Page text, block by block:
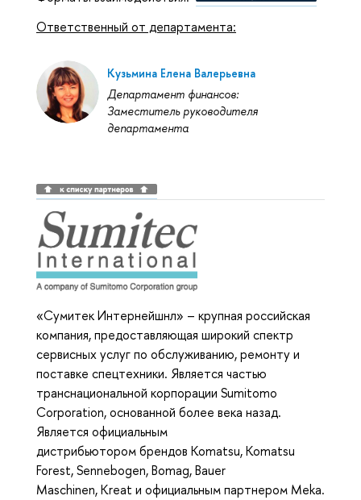
Ответственный от департамента:
Кузьмина Елена Валерьевна
Департамент финансов:
Заместитель руководителя
департамента
«Сумитек Интернейшнл» – крупная российская
компания, предоставляющая широкий спектр
сервисных услуг по обслуживанию, ремонту и
поставке спецтехники. Является частью
транснациональной корпорации Sumitomo
Corporation, основанной более века назад.
Является официальным
дистрибьютором брендов Komatsu, Komatsu
Forest, Sennebogen, Bomag, Bauer
Maschinen, Kreat и официальным партнером Meka.